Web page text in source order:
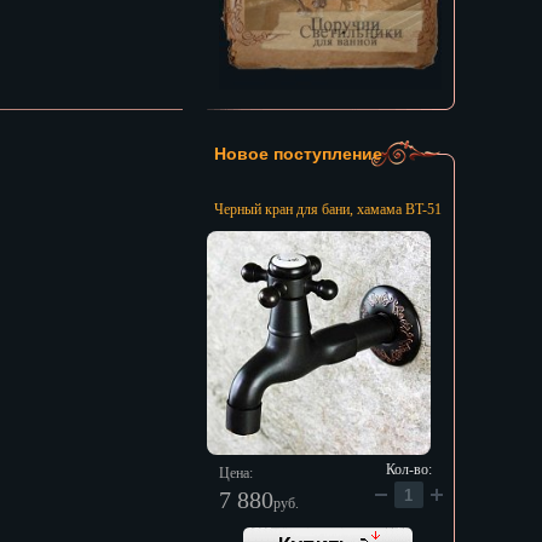
Новое поступление
Черный кран для бани, хамама BT-51
Цена:
7 880руб.
Кол-во: